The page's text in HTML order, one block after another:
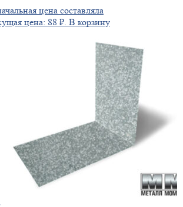
цена составляла
цена: 88 ₽. В корзину